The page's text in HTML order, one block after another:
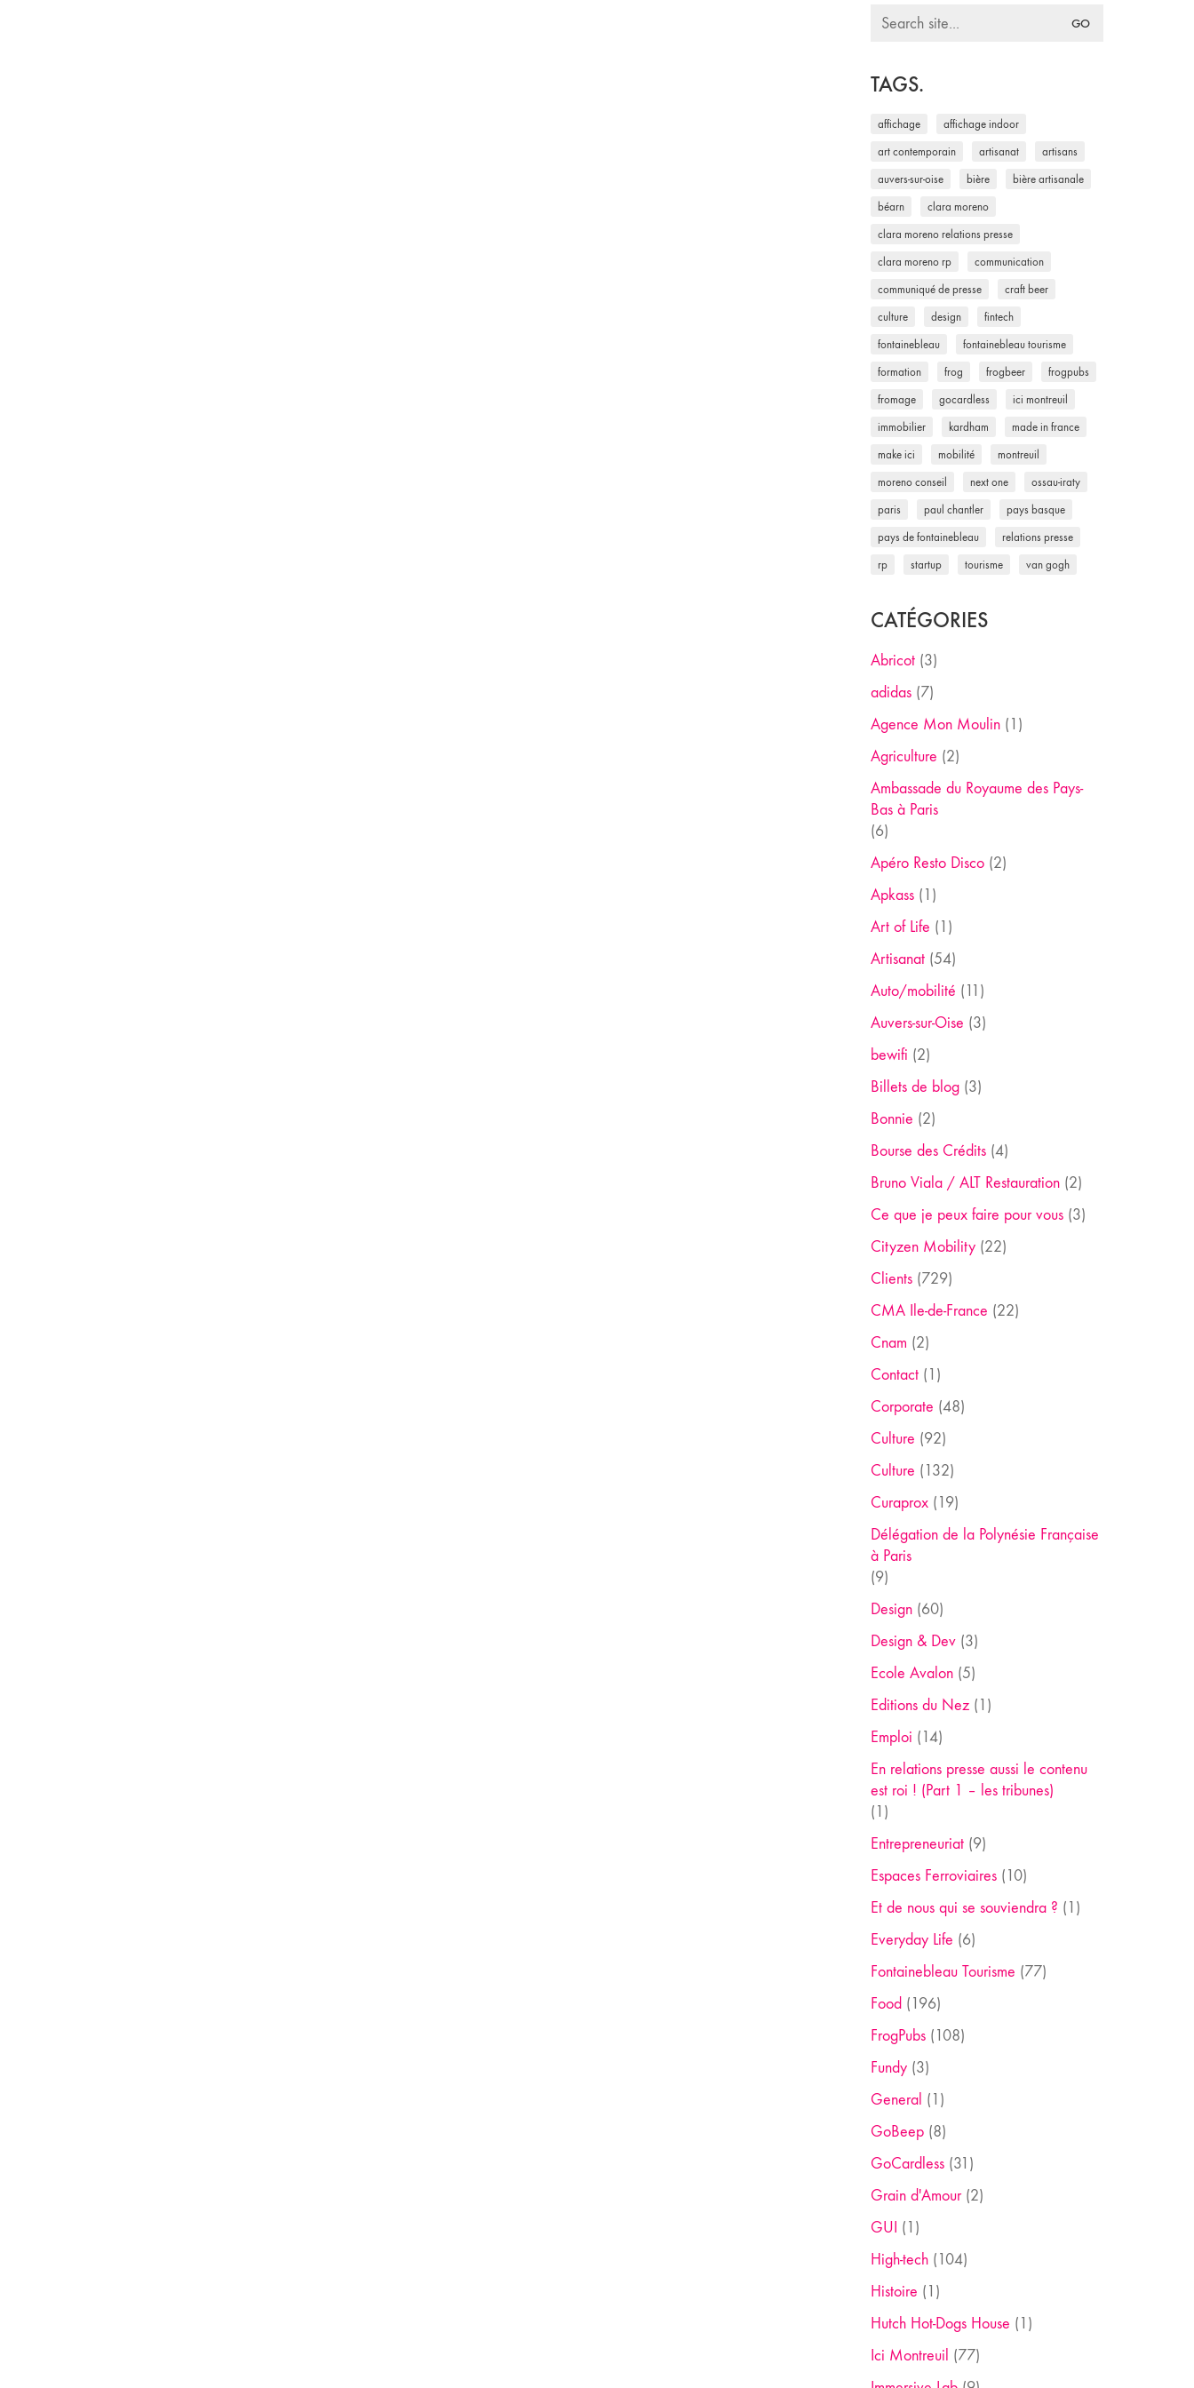
Search
TAGS.
affichage affichage indoor
art contemporain artisanat artisans
auvers-sur-oise bière bière artisanale
béarn clara moreno
clara moreno relations presse
clara moreno rp communication
communiqué de presse craft beer
culture design fintech
fontainebleau fontainebleau tourisme
formation frog frogbeer frogpubs
fromage gocardless ici montreuil
immobilier kardham made in france
make ici mobilité montreuil
moreno conseil next one ossau-iraty
paris paul chantler pays basque
pays de fontainebleau relations presse
rp startup tourisme van gogh
CATÉGORIES
Abricot(3)
adidas(7)
Agence Mon Moulin(1)
Agriculture (2)
Ambassade du Royaume des Pays-
Bas à Paris
(6)
Apéro Resto Disco(2)
Apkass(1)
Art of Life (1)
Artisanat(54)
Auto/mobilité (11)
Auvers-sur-Oise (3)
bewifi (2)
Billets de blog(3)
Bonnie (2)
Bourse des Crédits(4)
Bruno Viala / ALT Restauration(2)
Ce que je peux faire pour vous(3)
Cityzen Mobility(22)
Clients(729)
CMA Ile-de-France (22)
Cnam (2)
Contact(1)
Corporate (48)
Culture (92)
Culture (132)
Curaprox(19)
Délégation de la Polynésie Française
à Paris
(9)
Design(60)
Design & Dev(3)
Ecole Avalon(5)
Editions du Nez(1)
Emploi (14)
En relations presse aussi le contenu
est roi ! (Part 1 – les tribunes)
(1)
Entrepreneuriat(9)
Espaces Ferroviaires(10)
Et de nous qui se souviendra ? (1)
Everyday Life (6)
Fontainebleau Tourisme (77)
Food (196)
FrogPubs(108)
Fundy(3)
General (1)
GoBeep(8)
GoCardless(31)
Grain d'Amour(2)
GUI (1)
High-tech(104)
Histoire (1)
Hutch Hot-Dogs House (1)
Ici Montreuil (77)